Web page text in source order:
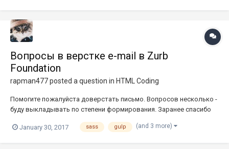
Вопросы в верстке e-mail в Zurb
Foundation
rapman477posted a question in HTML Coding
Помогите пожалуйста доверстать письмо. Вопросов несколько -
буду выкладывать по степени формирования. Заранее спасибо
помощью Inky и sass 1. Как сделать полосу во весь экран?
January 30, 2017 sass gulp (and 3 more)